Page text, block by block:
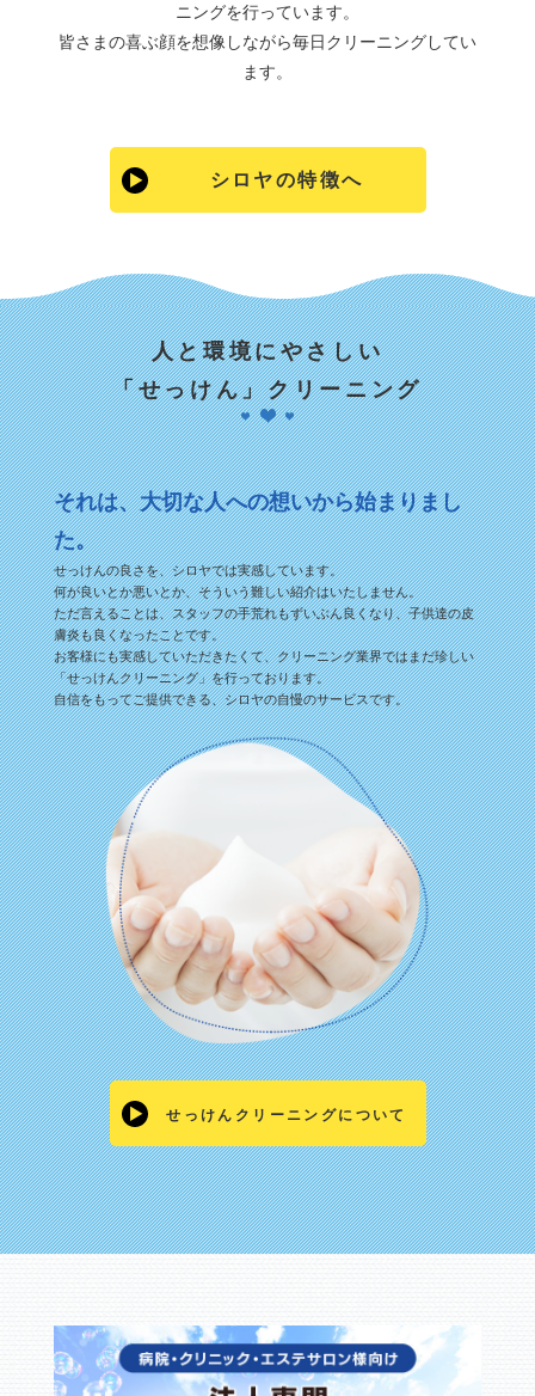
ニングを行っています。
皆さまの喜ぶ顔を想像しながら毎日クリーニングしてい
ます。
シロヤの特徴へ
人と環境にやさしい
「せっけん」クリーニング
それは、大切な人への想いから始まりまし
た。
せっけんの良さを、シロヤでは実感しています。
何が良いとか悪いとか、そういう難しい紹介はいたしません。
ただ言えることは、スタッフの手荒れもずいぶん良くなり、子供達の皮
膚炎も良くなったことです。
お客様にも実感していただきたくて、クリーニング業界ではまだ珍しい
「せっけんクリーニング」を行っております。
自信をもってご提供できる、シロヤの自慢のサービスです。
せっけんクリーニングについて